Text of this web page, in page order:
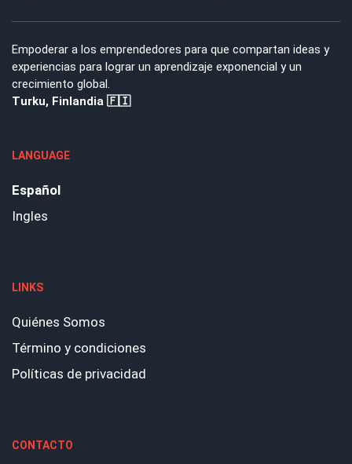
Empoderar a los emprendedores para que compartan ideas y
experiencias para lograr un aprendizaje exponencial y un
crecimiento global.
Turku, Finlandia 🇫🇮
LANGUAGE
Español
Ingles
LINKS
Quiénes Somos
Término y condiciones
Políticas de privacidad
CONTACTO